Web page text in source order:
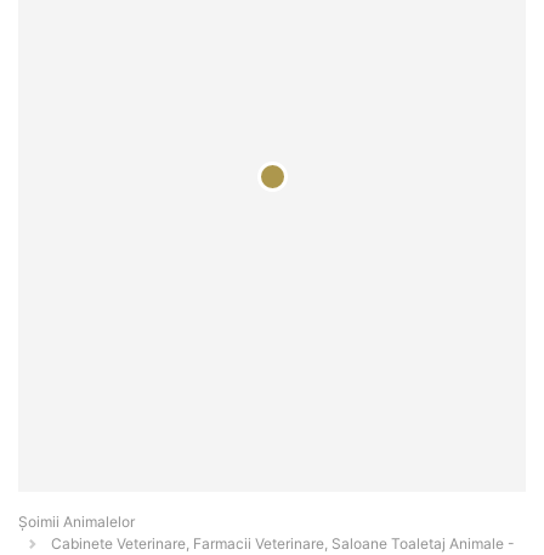
Şoimii Animalelor
Cabinete Veterinare, Farmacii Veterinare, Saloane Toaletaj Animale -